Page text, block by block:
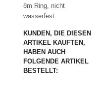
8m Ring, nicht
wasserfest
KUNDEN, DIE DIESEN
ARTIKEL KAUFTEN,
HABEN AUCH
FOLGENDE ARTIKEL
BESTELLT: